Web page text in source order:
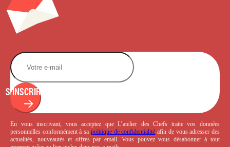
S'INSCRIRE
En vous inscrivant, vous acceptez que L’atelier des Chefs traite vos données
personnelles conformément à sa politique de confidentialité afin de vous adresser des
actualités, nouveautés et offres par email. Vous pouvez vous désabonner à tout